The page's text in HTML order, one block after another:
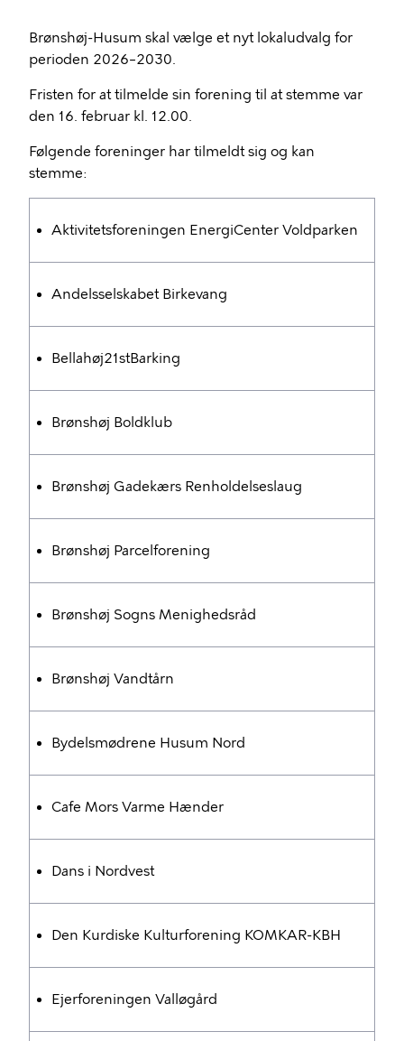
Brønshøj-Husum skal vælge et nyt lokaludvalg for
perioden 2026–2030.
Fristen for at tilmelde sin forening til at stemme var
den 16. februar kl. 12.00.
Følgende foreninger har tilmeldt sig og kan
stemme:
Aktivitetsforeningen EnergiCenter Voldparken
Andelsselskabet Birkevang
Bellahøj21stBarking
Brønshøj Boldklub
Brønshøj Gadekærs Renholdelseslaug
Brønshøj Parcelforening
Brønshøj Sogns Menighedsråd
Brønshøj Vandtårn
Bydelsmødrene Husum Nord
Cafe Mors Varme Hænder
Dans i Nordvest
Den Kurdiske Kulturforening KOMKAR-KBH
Ejerforeningen Valløgård